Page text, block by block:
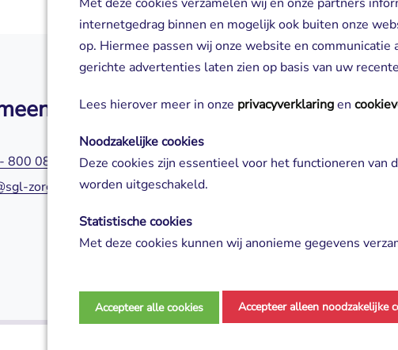
internetgedrag binnen en mogelijk ook buiten onze
op. Hiermee passen wij onze website en communicatie
gerichte advertenties laten zien op basis van uw
Lees hierover meer in onze privacyverklaringen
Noodzakelijke cookies
Deze cookies zijn essentieel voor het functioneren
worden uitgeschakeld.
Statistische cookies
Met deze cookies kunnen wij anonieme gegevens
Marketing cookies
Deze cookies worden gebruikt voor gerichte
Accepteer alle cookies Accepteer alleen noodzakelijke
800 0800
zorg.nl
Zorg of aanmelden
045 - 800 0580